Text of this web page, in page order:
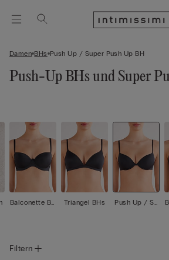
Damen BHs Push Up / Super Push Up BH
Push-Up BHs und Super
Balconette BH
Triangel BHs
Push Up / Su
Filtern